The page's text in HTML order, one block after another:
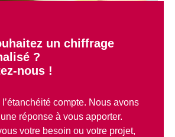
un chiffrage
?
nous !
l’étanchéité compte. Nous avons
réponse à vous apporter.
votre besoin ou votre projet,